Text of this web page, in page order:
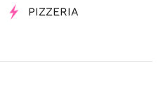
PIZZERIA